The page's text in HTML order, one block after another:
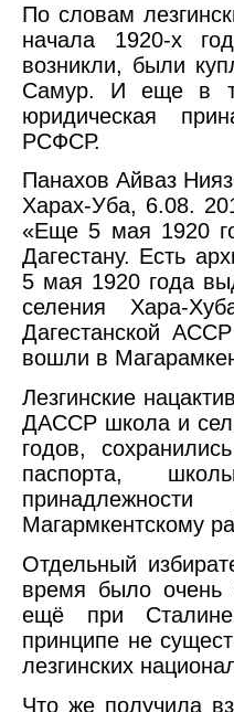
По словам
начала 1920-х
возникли, были
Самур. И еще в
юридическая
РСФСР.
Панахов Айваз
Харах-Уба, 6.08.
«Еще 5 мая 1920
Дагестану. Есть
5 мая 1920 года
селения Хара-
Дагестанской
вошли в
Лезгинские
ДАССР школа и
годов,
паспорта,
Магармкентскому
Отдельный
время было очень
ещё при
принципе не
лезгинских
Что же получила